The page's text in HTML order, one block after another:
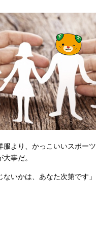
服より、かっこいいスポー
事だ。
ないかは、あなた次第です」